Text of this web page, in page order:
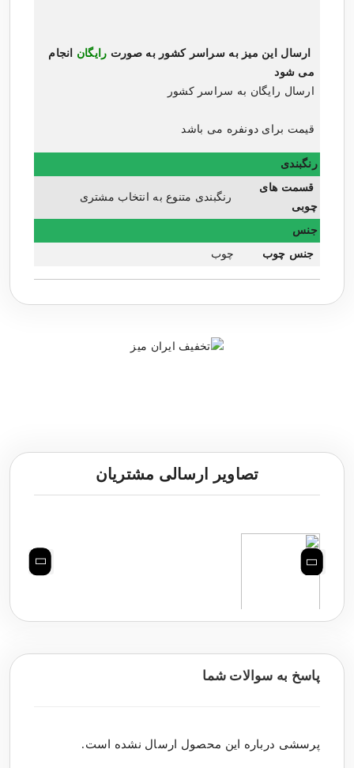
ارسال این میز به سراسر کشور به صورترایگانانجام
می شود
ارسال رایگان به سراسر کشور
قیمت برایدونفره می باشد
رنگبندی
قسمت های
چوبی
رنگبندی متنوع به انتخاب مشتری
جنس
جنس چوب
چوب
تصاویر ارسالی مشتریان
پاسخ به سوالات شما
پرسشی درباره این محصول ارسال نشده است.